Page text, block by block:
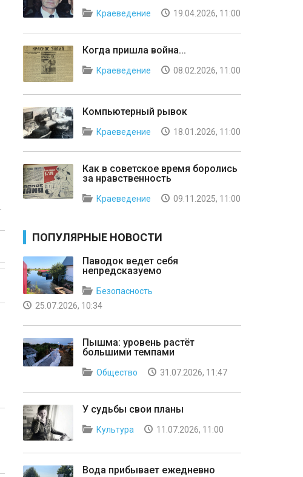
Краеведение 19.04.2026, 11:00
Когда пришла война...
Краеведение 08.02.2026, 11:00
Компьютерный рывок
Краеведение 18.01.2026, 11:00
Как в советское время боролись
за нравственность
Краеведение 09.11.2025, 11:00
ПОПУЛЯРНЫЕ НОВОСТИ
Паводок ведет себя
непредсказуемо
Безопасность
25.07.2026, 10:34
Пышма: уровень растёт
большими темпами
Общество 31.07.2026, 11:47
У судьбы свои планы
Культура 11.07.2026, 11:00
Вода прибывает ежедневно